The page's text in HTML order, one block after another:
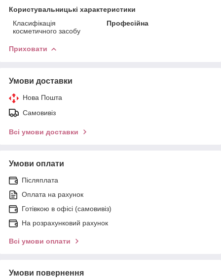
Користувальницькі характеристики
Класифікація
косметичного засобу
Професійна
Приховати
Умови доставки
Нова Пошта
Самовивіз
Всі умови доставки
Умови оплати
Післяплата
Оплата на рахунок
Готівкою в офісі (самовивіз)
На розрахунковий рахунок
Всі умови оплати
Умови повернення